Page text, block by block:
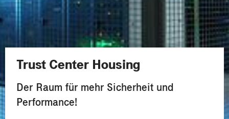
Trust Center Housing
Der Raum für mehr Sicherheit und
Performance!